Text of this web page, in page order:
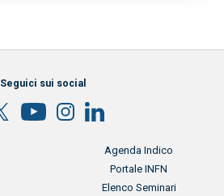
Seguici sui social
Menu footer 2
Agenda Indico
Portale INFN
Elenco Seminari